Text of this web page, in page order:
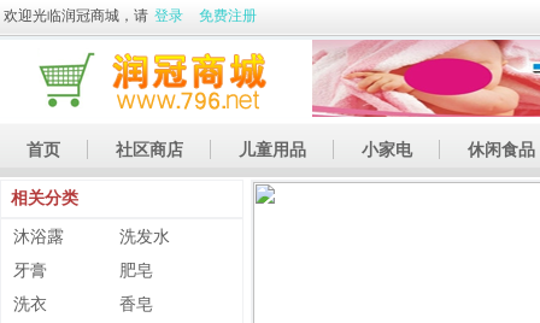
欢迎光临润冠商城，请 登录 免费注册
首页 社区商店 儿童用品 小家电 休闲食品
休闲娱乐 土特产
相关分类
沐浴露
洗发水
牙膏
肥皂
洗衣
香皂